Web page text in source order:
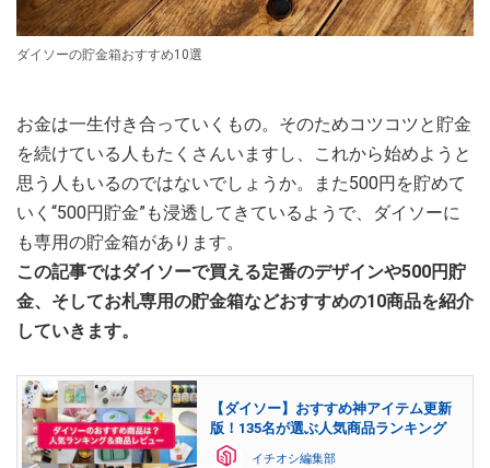
ダイソーの貯金箱おすすめ10選
お金は一生付き合っていくもの。そのためコツコツと貯金
を続けている人もたくさんいますし、これから始めようと
思う人もいるのではないでしょうか。また500円を貯めて
いく“500円貯金”も浸透してきているようで、ダイソーに
も専用の貯金箱があります。
この記事ではダイソーで買える定番のデザインや500円貯
金、そしてお札専用の貯金箱などおすすめの10商品を紹介
していきます。
【ダイソー】おすすめ神アイテム更新
版！135名が選ぶ人気商品ランキング
イチオシ編集部